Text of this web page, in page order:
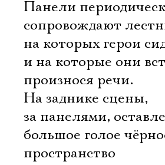
Панели
сопровождают
на которых герои
и на которые они
произнося речи.
На заднике сцены,
за панелями,
большое голое
пространство